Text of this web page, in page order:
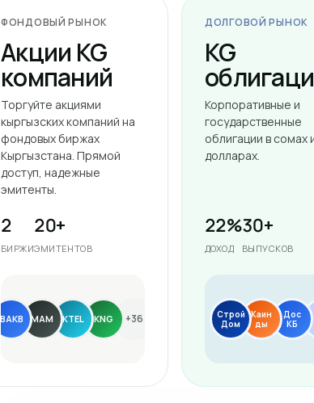
ФОНДОВЫЙ РЫНОК
Акции KG
компаний
Торгуйте акциями
кыргызских компаний на
фондовых биржах
Кыргызстана. Прямой
доступ, надежные
эмитенты.
2
БИРЖИ
20+
ЭМИТЕНТОВ
BAKB MAM KTEL KNG +36
ДОЛГОВОЙ РЫНОК
KG
Корпоративные и
государственные
облигации в сомах
долларах.
22%
ДОХОД
30+
ВЫПУСКОВ
Строй
Дом
Каин
ды
Дос
КБ